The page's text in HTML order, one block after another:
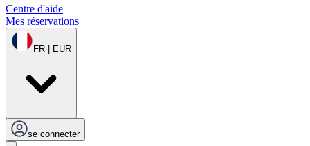
Centre d'aide
Mes réservations
FR | EUR
se connecter